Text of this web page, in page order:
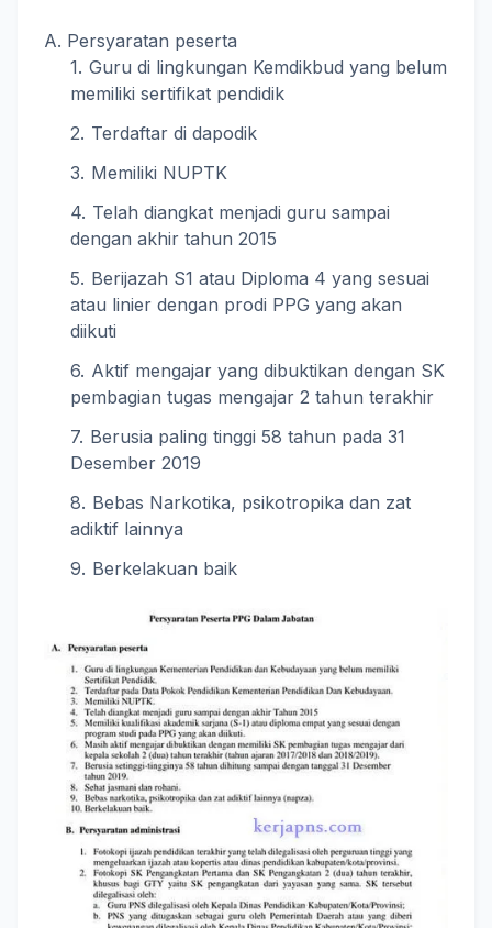
A. Persyaratan peserta
Guru di lingkungan Kemdikbud yang belum
memiliki sertifikat pendidik
Terdaftar di dapodik
Memiliki NUPTK
Telah diangkat menjadi guru sampai
dengan akhir tahun 2015
Berijazah S1 atau Diploma 4 yang sesuai
atau linier dengan prodi PPG yang akan
diikuti
Aktif mengajar yang dibuktikan dengan SK
pembagian tugas mengajar 2 tahun terakhir
Berusia paling tinggi 58 tahun pada 31
Desember 2019
Bebas Narkotika, psikotropika dan zat
adiktif lainnya
Berkelakuan baik